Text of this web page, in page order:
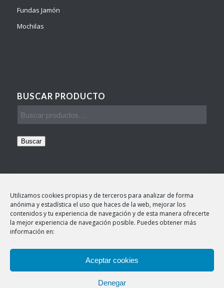
Utilizamos cookies propias y de terceros para analizar de forma
anónima y estadística el uso que haces de la web, mejorar los
contenidos y tu experiencia de navegación y de esta manera ofrecerte
la mejor experiencia de navegación posible. Puedes obtener más
información en:
Aceptar cookies
Denegar
Fundas Jamón
Mochilas
BUSCAR PRODUCTO
Buscar
TEXTOS LEGALES
Aviso legal
Política de cookies
Este sitio web utiliza cookies para mejorar su
experiencia. Asumimos que estás de acuerdo, pero
puedes optar por no hacerlo si lo deseas.